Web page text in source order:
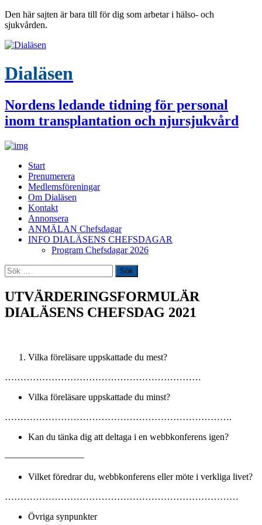
Den här sajten är bara till för dig som arbetar i hälso- och
sjukvården.
Dialäsen
Nordens ledande tidning för personal
inom transplantation och njursjukvård
Start
Prenumerera
Medlemsföreningar
Om Dialäsen
Kontakt
Annonsera
ANMÄLAN Chefsdagar
INFO DIALÄSENS CHEFSDAGAR
Program Chefsdagar 2026
Sök
efter:
UTVÄRDERINGSFORMULÄR
DIALÄSENS CHEFSDAG 2021
Vilka föreläsare uppskattade du mest?
………………………………………………………
Vilka föreläsare uppskattade du minst?
……………………………………………………………….
Kan du tänka dig att deltaga i en webbkonferens igen?
————————–
Vilket föredrar du, webbkonferens eller möte i verkliga livet?
…………………………………………………………………
Övriga synpunkter